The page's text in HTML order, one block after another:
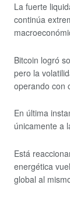
La fuerte
continúa
Bitcoin logró
pero la
operando con
En última
únicamente a
Está
energética
global al